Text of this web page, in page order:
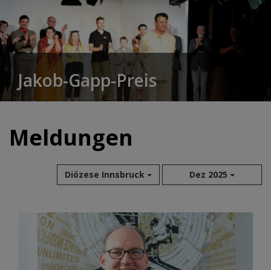
Jakob-Gapp-Preis
Meldungen
Diözese Innsbruck Dez 2025
Aug 2026
Jul 2026
Jun 2026
Mai 2026